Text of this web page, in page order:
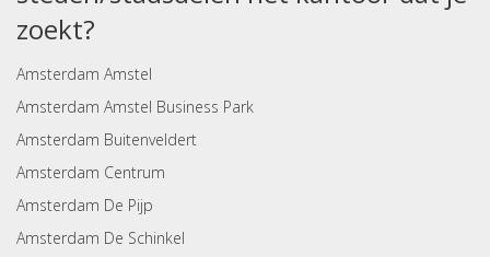
zoekt?
Amsterdam Amstel
Amsterdam Amstel Business Park
Amsterdam Buitenveldert
Amsterdam Centrum
Amsterdam De Pijp
Amsterdam De Schinkel